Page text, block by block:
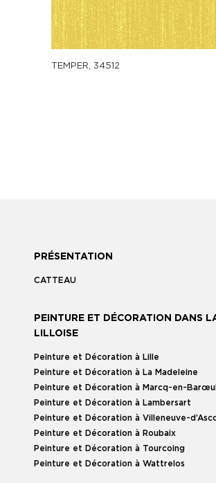
TEMPER, 34512
PRÉSENTATION
CATTEAU
PEINTURE ET DÉCORATION DANS
LILLOISE
Peinture et Décoration à Lille
Peinture et Décoration à La Madeleine
Peinture et Décoration à Marcq-en-Barœul
Peinture et Décoration à Lambersart
Peinture et Décoration à Villeneuve-
Peinture et Décoration à Roubaix
Peinture et Décoration à Tourcoing
Peinture et Décoration à Wattrelos